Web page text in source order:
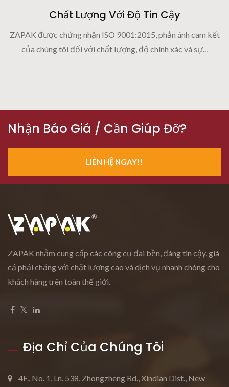
Chất Lượng Với Độ Tin Cậy
ZAPAK được chứng nhận ISO 9001:2015, phản ánh cam kết
của chúng tôi đối với chất lượng, độ chính xác và sự...
Nhận Báo Giá / Cần Giúp Đỡ?
LIÊN HỆ NGAY!!
ZAPAK nhằm cung cấp các công cụ đai bền, đáng tin cậy, giá
cả phải chăng với chất lượng cao và dịch vụ nhanh chóng cho
khách hàng trên toàn thế giới.
Địa Chỉ Của Chúng Tôi
4F., No. 1, Ln. 538, Zhongzheng Rd., Xindian Dist., New